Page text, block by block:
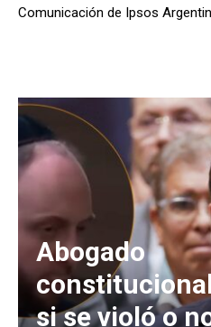
Comunicación de Ipsos
Abogado
si se violó o